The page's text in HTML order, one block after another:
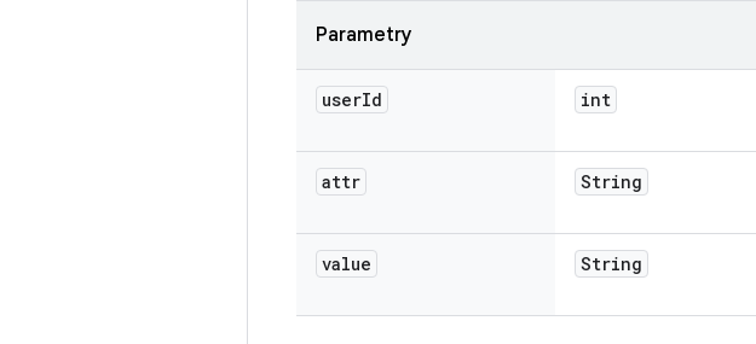
Parametry
userId int
attr String
value String